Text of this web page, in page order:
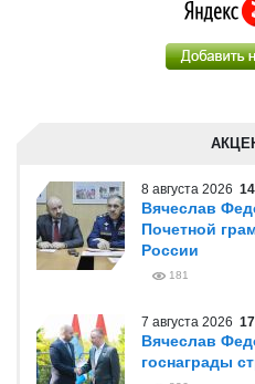
8 августа 2026
Вячеслав
Почетной
России
181
7 августа 2026
Вячеслав
госнаграды